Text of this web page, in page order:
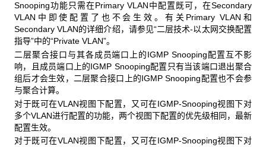
Snooping功能只需在Primary VLAN中配置既可，在Secondary
VLAN中即使配置了也不会生效。有关Primary VLAN和
Secondary VLAN的详细介绍，请参见“二层技术-以太网交换配置
指导”中的“Private VLAN”。
二层聚合接口与其各成员端口上的IGMP Snooping配置互不影
响，且成员端口上的IGMP Snooping配置只有当该端口退出聚合
组后才会生效，二层聚合接口上的IGMP Snooping配置也不会参
与聚合计算。
对于既可在VLAN视图下配置，又可在IGMP-Snooping视图下对
多个VLAN进行配置的功能，两个视图下配置的优先级相同，最新
配置生效。
对于既可在VLAN视图下配置，又可在IGMP-Snooping视图下对